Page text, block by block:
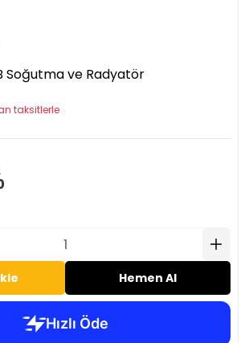
Soğutma ve Radyatör
taksitlerle
Hemen Al